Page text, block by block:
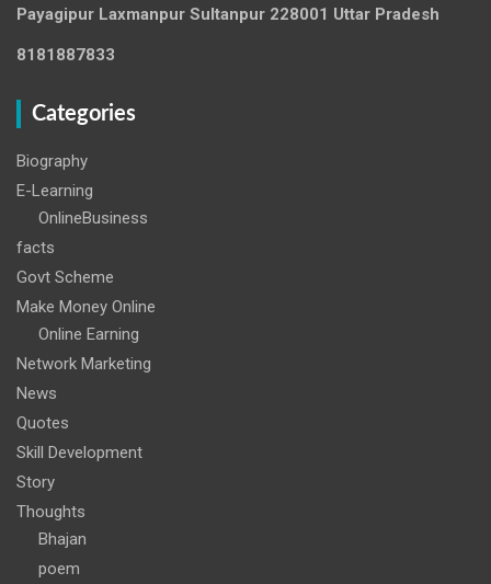
Payagipur Laxmanpur Sultanpur 228001 Uttar Pradesh
8181887833
Categories
Biography
E-Learning
OnlineBusiness
facts
Govt Scheme
Make Money Online
Online Earning
Network Marketing
News
Quotes
Skill Development
Story
Thoughts
Bhajan
poem